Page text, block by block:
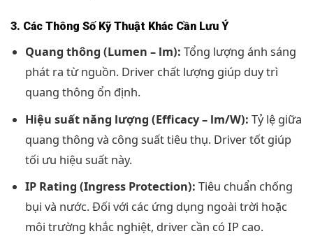
3. Các Thông Số Kỹ Thuật Khác Cần Lưu Ý
Quang thông (Lumen – lm): Tổng lượng ánh sáng
phát ra từ nguồn. Driver chất lượng giúp duy trì
quang thông ổn định.
Hiệu suất năng lượng (Efficacy – lm/W): Tỷ lệ giữa
quang thông và công suất tiêu thụ. Driver tốt giúp
tối ưu hiệu suất này.
IP Rating (Ingress Protection): Tiêu chuẩn chống
bụi và nước. Đối với các ứng dụng ngoài trời hoặc
môi trường khắc nghiệt, driver cần có IP cao.